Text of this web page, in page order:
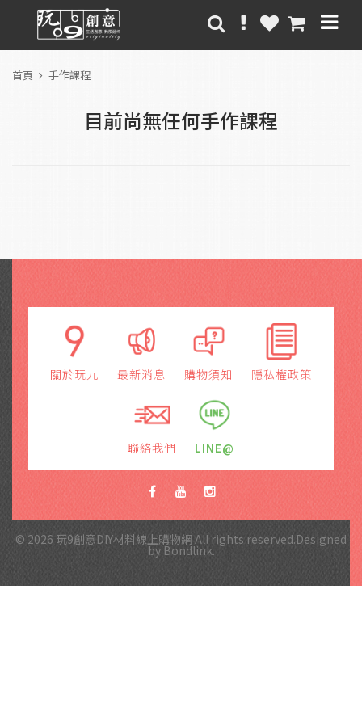
首頁 手作課程
目前尚無任何手作課程
關於玩九 最新消息 購物須知 隱私權政策
聯絡我們 LINE@
© 2026 玩9創意DIY材料線上購物網 All rights reserved.Designed
by Bondlink.